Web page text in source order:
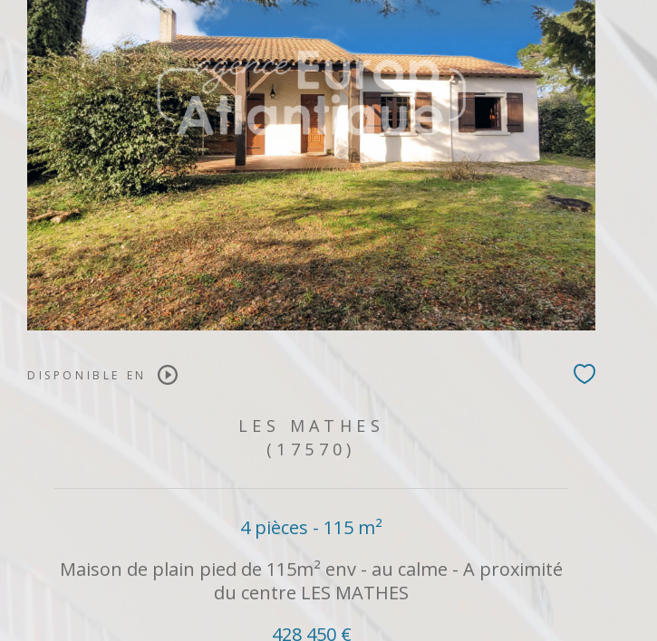
DISPONIBLE EN
LES MATHES
(17570)
4 pièces - 115 m²
Maison de plain pied de 115m² env - au calme - A proximité
du centre LES MATHES
428 450 €